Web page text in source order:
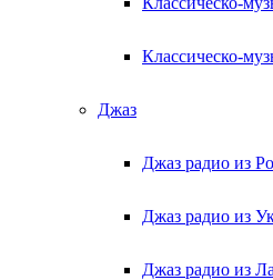
Классическо-
Джаз
Джаз радио из
Джаз радио из
Джаз радио из